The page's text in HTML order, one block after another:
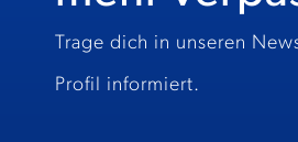
Trage dich in unseren
Profil informiert.